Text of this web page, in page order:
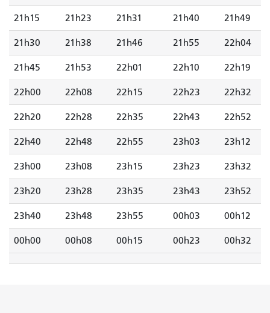
21h15 21h23 21h31 21h40 21h49
21h30 21h38 21h46 21h55 22h04
21h45 21h53 22h01 22h10 22h19
22h00 22h08 22h15 22h23 22h32
22h20 22h28 22h35 22h43 22h52
22h40 22h48 22h55 23h03 23h12
23h00 23h08 23h15 23h23 23h32
23h20 23h28 23h35 23h43 23h52
23h40 23h48 23h55 00h03 00h12
00h00 00h08 00h15 00h23 00h32